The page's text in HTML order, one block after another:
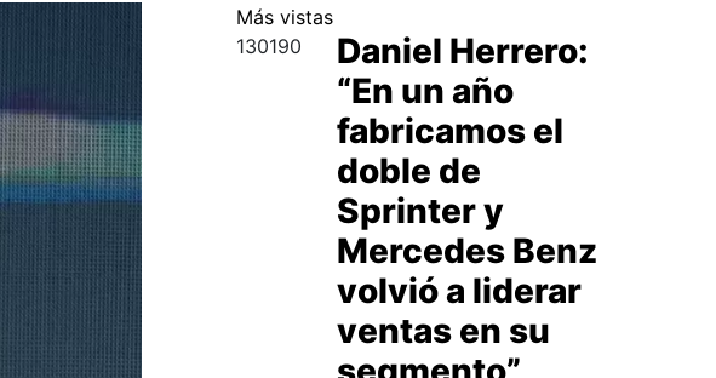
Más vistas
130190
Daniel Herrero:
“En un año
fabricamos el
doble de
Sprinter y
Mercedes Benz
volvió a liderar
ventas en su